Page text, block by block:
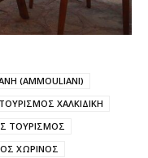
(AMMOULIANI)
ΤΟΥΡΙΣΜΟΣ ΧΑΛΚΙΔΙΚΗ
ΤΟΥΡΙΣΜΟΣ
ΧΩΡΙΝΟΣ